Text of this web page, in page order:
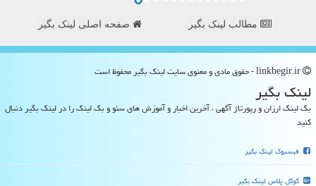
مطالب لینک بگیر صفحه اصلی لینک بگیر
لینك بگیر
بک لینک ارزان و رپورتاژ آگهی ، آخرین اخبار و آموزش های سئو و بک لینک را در لینک بگیر دنبال
کنید
فیسبوک لینک بگیر
گوگل پلاس لینک بگیر